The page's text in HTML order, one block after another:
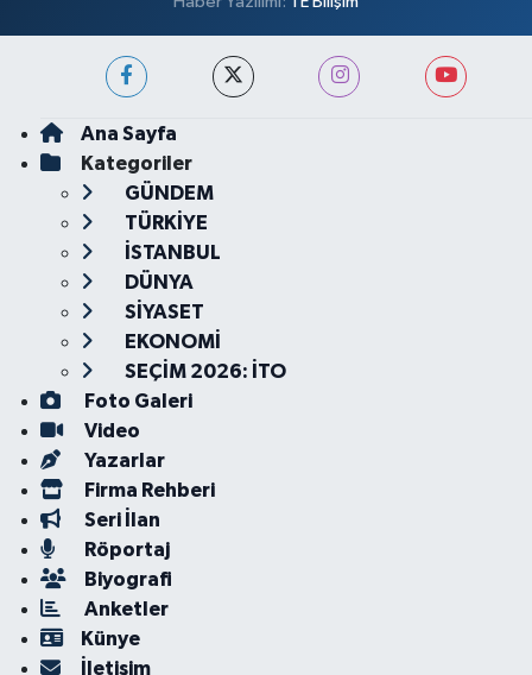
Ana Sayfa
Kategoriler
GÜNDEM
TÜRKİYE
İSTANBUL
DÜNYA
SİYASET
EKONOMİ
SEÇİM 2026: İTO
Foto Galeri
Video
Yazarlar
Firma Rehberi
Seri İlan
Röportaj
Biyografi
Anketler
Künye
İletişim